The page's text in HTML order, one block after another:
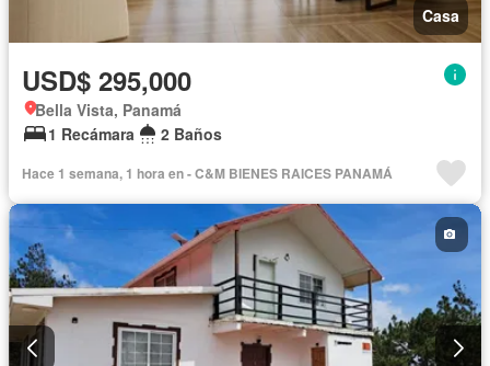
Casa
USD$ 295,000
Bella Vista, Panamá
1 Recámara
2 Baños
Hace 1 semana, 1 hora en - C&M BIENES RAICES PANAMÁ